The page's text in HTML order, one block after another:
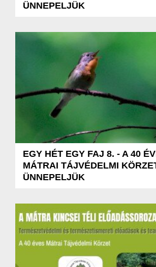
ÜNNEPELJÜK
EGY HÉT EGY FAJ 8. - A 40
MÁTRAI TÁJVÉDELMI
ÜNNEPELJÜK